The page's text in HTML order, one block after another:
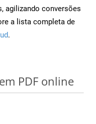
agilizando conversões
a lista completa de
.
PDF online